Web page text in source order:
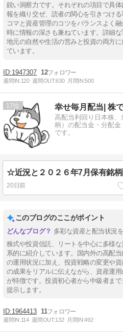
鋭い洞察力です。それぞれの項目で具
報を織り交ぜ、読者の関心を引きつけ
コマと資産管理のコツをバランスよく
時に情報の深さも兼ねています。詳細
地元の自然や生活の営みと投資の両方
ています。
1947307 12
週間IN:120 週間OUT:630 月間IN:500
17
高配当利回り日本株
柄）の配当金・分配
です。
20日前
このブログのここがポイント
多彩な資産と配当状況
株式や投資信託、リートを中心に多様
系的に紹介しています。国内外の高配
の運用状況に加え、投資戦略の変更や
の成果をリアルに伝えながら、資産運
が特徴です。投資初心者から中級者ま
提示します。
1964413 11
週間IN:114 週間OUT:132 月間IN:492